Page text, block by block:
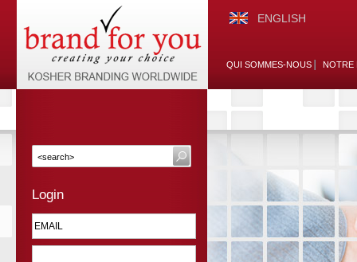
ENGLISH
QUI SOMMES-NOUS NOTRE
Login